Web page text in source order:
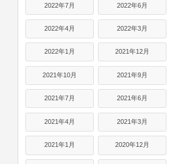
2022年7月 2022年6月
2022年4月 2022年3月
2022年1月 2021年12月
2021年10月 2021年9月
2021年7月 2021年6月
2021年4月 2021年3月
2021年1月 2020年12月